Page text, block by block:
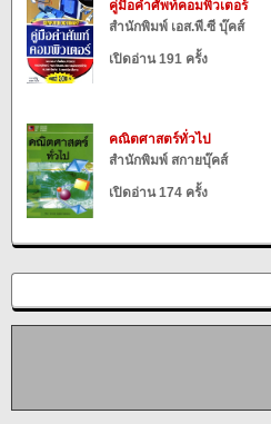
คู่มือคำศัพท์คอมพิวเตอร์
สำนักพิมพ์ เอส.พี.ซี บุ๊คส์
เปิดอ่าน 191 ครั้ง
คณิตศาสตร์ทั่วไป
สำนักพิมพ์ สกายบุ๊คส์
เปิดอ่าน 174 ครั้ง